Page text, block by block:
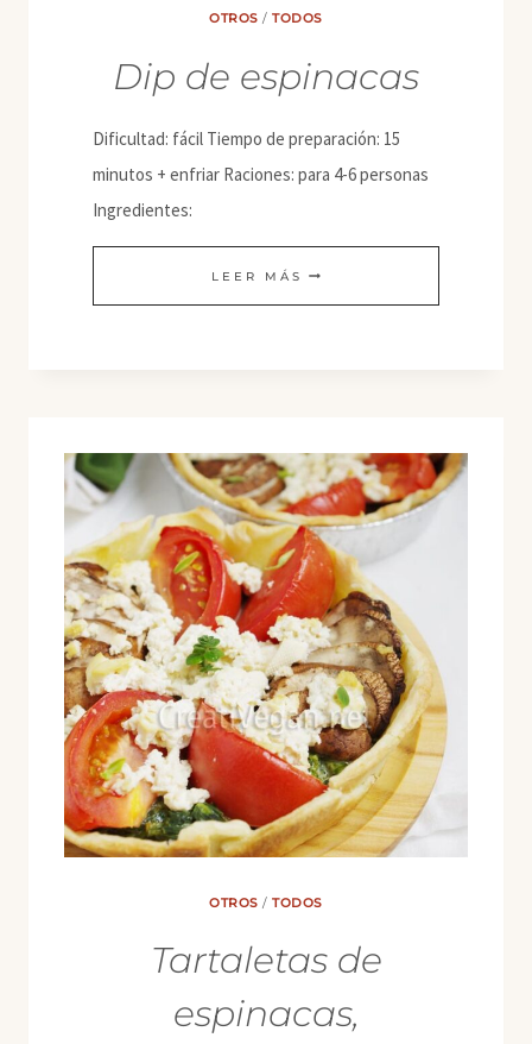
OTROS /TODOS
Dip de espinacas
Dificultad: fácil Tiempo de preparación: 15
minutos + enfriar Raciones: para 4-6 personas
Ingredientes:
LEER MÁS DIP
DE
OTROS /TODOS
Tartaletas de
espinacas,